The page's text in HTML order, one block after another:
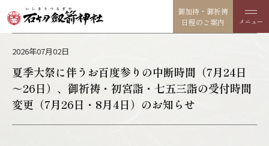
御加持・御祈祷
日程のご案内
2026年07月02日
夏季大祭に伴うお百度参りの中断時間（7月24日
～26日）、御祈祷・初宮詣・七五三詣の受付時間
変更（7月26日・8月4日）のお知らせ